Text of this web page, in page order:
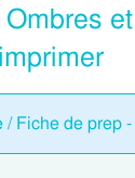
/ Fiche de prep